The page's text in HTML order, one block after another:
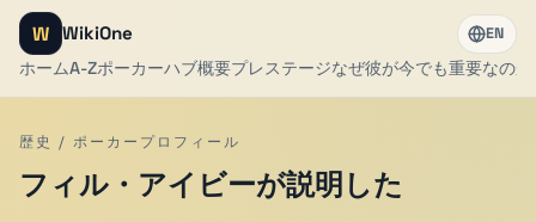
W WikiOne
ホームA-Zポーカーハブ概要プレステージなぜ彼が今でも重要なのか
EN
歴史 / ポーカープロフィール
フィル・アイビーが説明した